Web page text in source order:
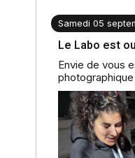
Samedi 05
Le Labo est
Envie de vous
photographique